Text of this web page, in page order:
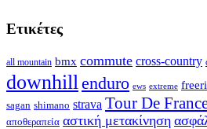
Ετικέτες
all mountain bmx commute cross-country
downhillenduro ews extreme
sagan shimano strava Tour De
αποθεραπεία αστική μετακίνηση